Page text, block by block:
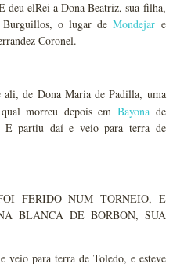
deu elRei a Dona Beatriz, sua filha,
Burguillos, o lugar deMondejar e
Coronel.
ali, de Dona Maria de Padilla, uma
morreu depois em Bayonade
E partiu daí e veio para terra de
FERIDO NUM TORNEIO, E
BLANCA DE BORBON, SUA
veio para terra de Toledo, e esteve